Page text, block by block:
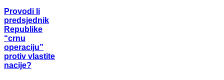
Provodi li
predsjednik
Republike
“crnu
operaciju”
protiv vlastite
nacije?